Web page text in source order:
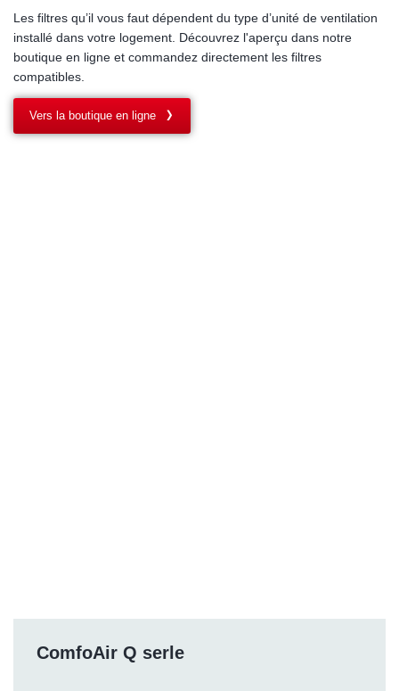
Les filtres qu’il vous faut dépendent du type d’unité de ventilation
installé dans votre logement. Découvrez l'aperçu dans notre
boutique en ligne et commandez directement les filtres
compatibles.
Vers la boutique en ligne
ComfoAir Q serle